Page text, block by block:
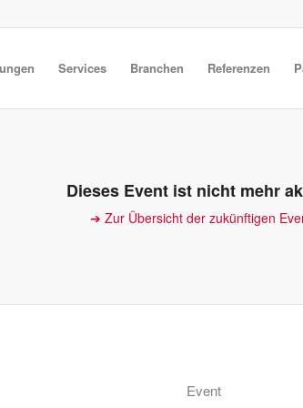
Services Branchen Referenzen
Dieses Event ist nicht mehr
➔ Zur Übersicht der zukünftigen
Event